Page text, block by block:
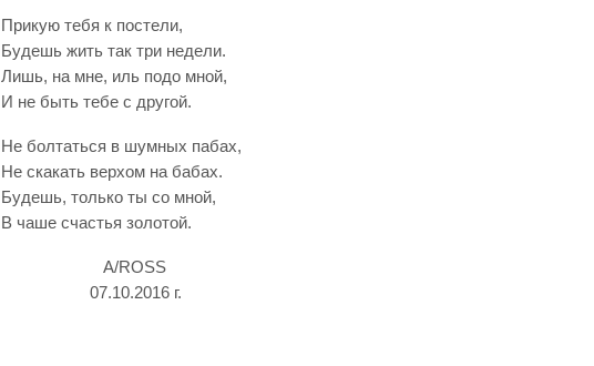
Прикую тебя к постели,
Будешь жить так три недели.
Лишь, на мне, иль подо мной,
И не быть тебе с другой.
Не болтаться в шумных пабах,
Не скакать верхом на бабах.
Будешь, только ты со мной,
В чаше счастья золотой.
А/ROSS
07.10.2016 г.